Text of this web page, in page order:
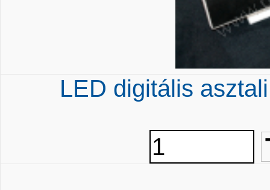
LED digitális